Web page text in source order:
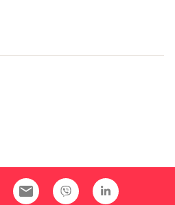
email